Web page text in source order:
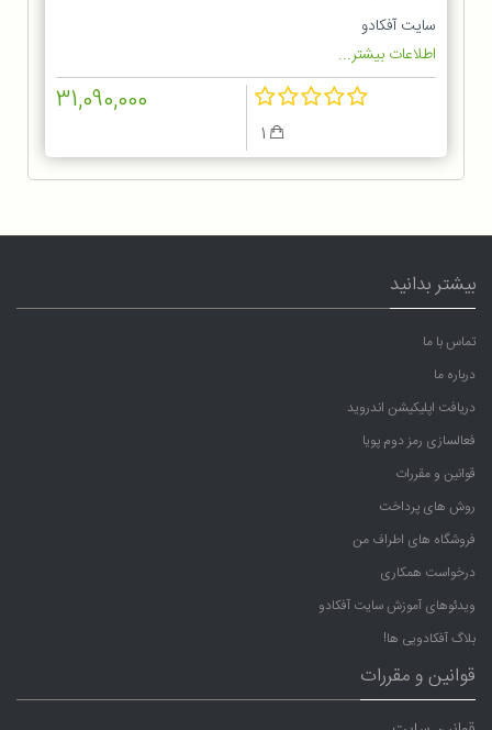
سایت آفکادو
اطلاعات بیشتر...
31,090,000
بیشتر بدانید
تماس با ما
درباره ما
دریافت اپلیکیشن اندروید
فعالسازی رمز دوم پویا
قوانین و مقررات
روش های پرداخت
فروشگاه های اطراف من
درخواست همکاری
ویدئوهای آموزش سایت آفکادو
بلاگ آفکادویی ها!
قوانین و مقررات